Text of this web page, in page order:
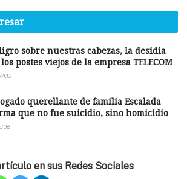
sobre nuestras cabezas, la desidia
postes viejos de la empresa TELECOM
08
querellante de familia Escalada
que no fue suicidio, sino homicidio
08
en sus Redes Sociales